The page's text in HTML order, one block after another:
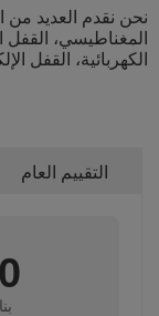
نحن نقدم العديد من
المغناطيسي، القفل
الكهربائية، القفل
التقييم العام
بناءً